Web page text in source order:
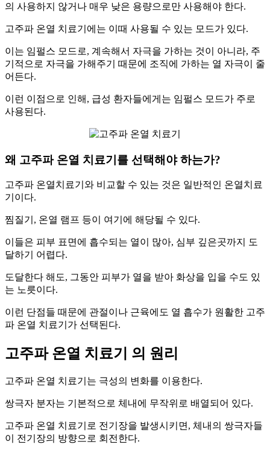
의 사용하지 않거나 매우 낮은 용량으로만 사용해야 한다.
고주파 온열 치료기에는 이때 사용될 수 있는 모드가 있다.
이는 임펄스 모드로, 계속해서 자극을 가하는 것이 아니라, 주
기적으로 자극을 가해주기 때문에 조직에 가하는 열 자극이 줄
어든다.
이런 이점으로 인해, 급성 환자들에게는 임펄스 모드가 주로
사용된다.
왜 고주파 온열 치료기를 선택해야 하는가?
고주파 온열치료기와 비교할 수 있는 것은 일반적인 온열치료
기이다.
찜질기, 온열 램프 등이 여기에 해당될 수 있다.
이들은 피부 표면에 흡수되는 열이 많아, 심부 깊은곳까지 도
달하기 어렵다.
도달한다 해도, 그동안 피부가 열을 받아 화상을 입을 수도 있
는 노릇이다.
이런 단점들 때문에 관절이나 근육에도 열 흡수가 원활한 고주
파 온열 치료기가 선택된다.
고주파 온열 치료기 의 원리
고주파 온열 치료기는 극성의 변화를 이용한다.
쌍극자 분자는 기본적으로 체내에 무작위로 배열되어 있다.
고주파 온열 치료기로 전기장을 발생시키면, 체내의 쌍극자들
이 전기장의 방향으로 회전한다.